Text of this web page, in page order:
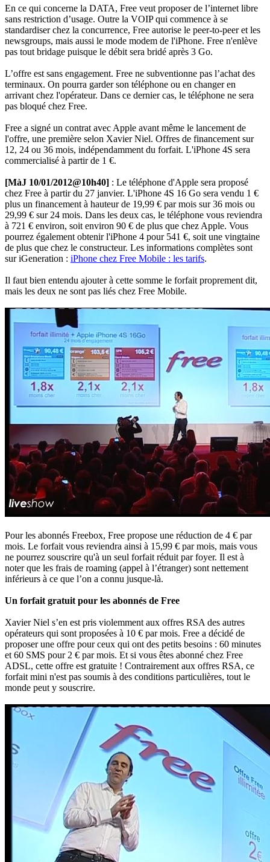
En ce qui concerne la DATA, Free veut proposer de l’internet libre
sans restriction d’usage. Outre la VOIP qui commence à se
standardiser chez la concurrence, Free autorise le peer-to-peer et les
newsgroups, mais aussi le mode modem de l'iPhone. Free n'enlève
pas tout bridage puisque le débit sera bridé après 3 Go.
L’offre est sans engagement. Free ne subventionne pas l’achat des
terminaux. On pourra garder son téléphone ou en changer en
arrivant chez l'opérateur. Dans ce dernier cas, le téléphone ne sera
pas bloqué chez Free.
Free a signé un contrat avec Apple avant même le lancement de
l'offre, une première selon Xavier Niel. Offres de financement sur
12, 24 ou 36 mois, indépendamment du forfait. L'iPhone 4S sera
commercialisé à partir de 1 €.
[MàJ 10/01/2012@10h40] : Le téléphone d'Apple sera proposé
chez Free à partir du 27 janvier. L'iPhone 4S 16 Go sera vendu 1 €
plus un financement à hauteur de 19,99 € par mois sur 36 mois ou
29,99 € sur 24 mois. Dans les deux cas, le téléphone vous reviendra
à 721 € environ, soit environ 90 € de plus que chez Apple. Vous
pourrez également obtenir l'iPhone 4 pour 541 €, soit une vingtaine
de plus que chez le constructeur. Les informations complètes sont
sur iGeneration : iPhone chez Free Mobile : les tarifs.
Il faut bien entendu ajouter à cette somme le forfait proprement dit,
mais les deux ne sont pas liés chez Free Mobile.
Pour les abonnés Freebox, Free propose une réduction de 4 € par
mois. Le forfait vous reviendra ainsi à 15,99 € par mois, mais vous
ne pourrez souscrire qu'à un seul forfait réduit par foyer. Il est à
noter que les frais de roaming (appel à l’étranger) sont nettement
inférieurs à ce que l’on a connu jusque-là.
Un forfait gratuit pour les abonnés de Free
Xavier Niel s’en est pris violemment aux offres RSA des autres
opérateurs qui sont proposées à 10 € par mois. Free a décidé de
proposer une offre pour ceux qui ont des petits besoins : 60 minutes
et 60 SMS pour 2 € par mois. Et si vous êtes abonné chez Free
ADSL, cette offre est gratuite ! Contrairement aux offres RSA, ce
forfait mini n'est pas soumis à des conditions particulières, tout le
monde peut y souscrire.